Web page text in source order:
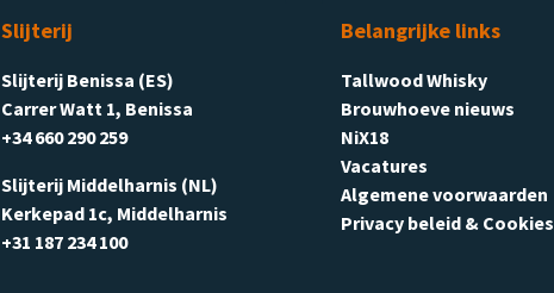
Slijterij
Slijterij Benissa (ES)
Carrer Watt 1, Benissa
+34 660 290 259
Slijterij Middelharnis (NL)
Kerkepad 1c, Middelharnis
+31 187 234 100
Belangrijke links
Tallwood Whisky
Brouwhoeve nieuws
NiX18
Vacatures
Algemene voorwaarden
Privacy beleid & Cookies